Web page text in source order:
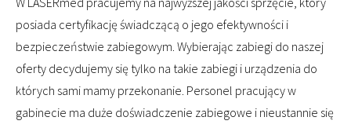
posiada certyfikację świadczącą o jego efektywności i
bezpieczeństwie zabiegowym. Wybierając zabiegi do naszej
oferty decydujemy się tylko na takie zabiegi i urządzenia do
których sami mamy przekonanie. Personel pracujący w
gabinecie ma duże doświadczenie zabiegowe i nieustannie się